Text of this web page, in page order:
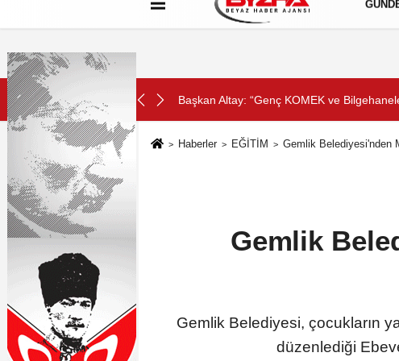
Hakkımızda Künye Çerez Politikası
SON DAKİKA: Başkan Altay: “Genç KOMEK ve
Haberler EĞİTİM Gemlik Belediyesi'nden
Gemlik
Gemlik Belediyesi, çocukların
düzenlediği